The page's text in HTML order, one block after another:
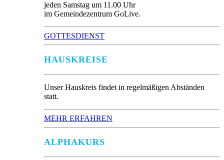
jeden Samstag um 11.00 Uhr
im Gemeindezentrum GoLive.
GOTTESDIENST
HAUSKREISE
Unser Hauskreis findet in regelmäßigen Abständen
statt.
MEHR ERFAHREN
ALPHAKURS